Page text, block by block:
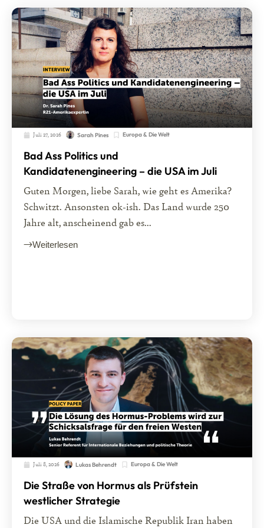
Juli 27, 2026 Sarah Pines Europa & Die Welt
Bad Ass Politics und
Kandidatenengineering – die USA im Juli
Guten Morgen, liebe Sarah, wie geht es Amerika?
Schwitzt. Ansonsten ok-ish. Das Land wurde 250
Jahre alt, anscheinend gab es...
Weiterlesen
Juli 8, 2026 Lukas Behrendt Europa & Die Welt
Die Straße von Hormus als Prüfstein
westlicher Strategie
Die USA und die Islamische Republik Iran haben